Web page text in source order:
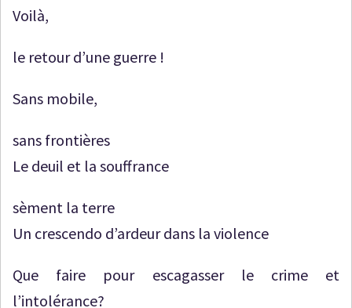
Voilà,
le retour d’une guerre !
Sans mobile,
sans frontières
Le deuil et la souffrance
sèment la terre
Un crescendo d’ardeur dans la violence
Que faire pour escagasser le crime et
l’intolérance?